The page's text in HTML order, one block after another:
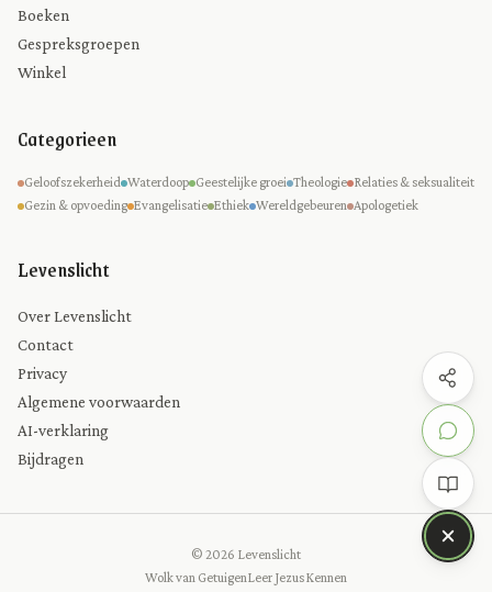
Boeken
Gespreksgroepen
Winkel
Categorieen
Geloofszekerheid Waterdoop Geestelijke groei Theologie Relaties & seksualiteit
Gezin & opvoeding Evangelisatie Ethiek Wereldgebeuren Apologetiek
Levenslicht
Over Levenslicht
Contact
Privacy
Algemene voorwaarden
AI-verklaring
Bijdragen
© 2026 Levenslicht
Wolk van GetuigenLeer Jezus Kennen